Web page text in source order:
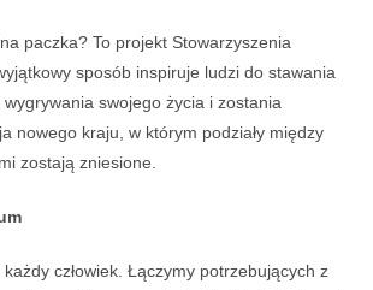
paczka? To projekt Stowarzyszenia
sposób inspiruje ludzi do stawania
swojego życia i zostania
nowego kraju, w którym podziały między
zostają zniesione.
człowiek. Łączymy potrzebujących z